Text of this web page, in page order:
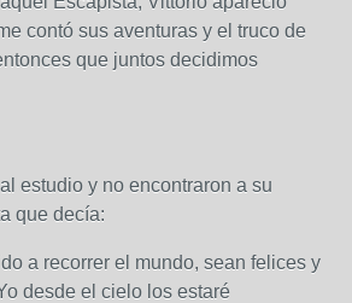
contó sus aventuras y el truco de
que juntos decidimos
estudio y no encontraron a su
que decía:
a recorrer el mundo, sean felices y
desde el cielo los estaré